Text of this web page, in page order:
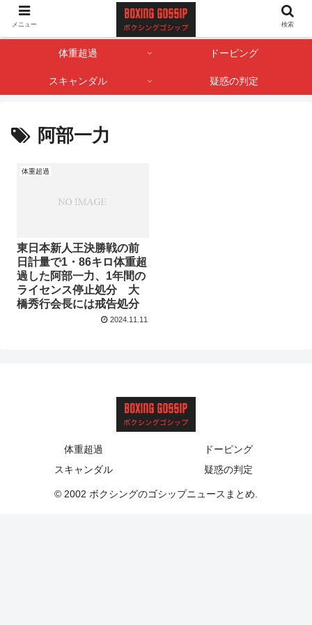
ボクサー・ボクシング界のゴシップやスキャンダル情報を記録しておくサイト
です。
体重超過 ドーピング
スキャンダル 疑惑の判定
阿部一力
体重超過
東日本新人王決勝戦の前
日計量で1・86キロ体重超
過した阿部一力、1年間の
ライセンス停止処分 大
橋秀行会長には戒告処分
2024.11.11
体重超過
ドーピング
スキャンダル
疑惑の判定
© 2002 ボクシングのゴシップニュースまとめ.
メニュー 検索